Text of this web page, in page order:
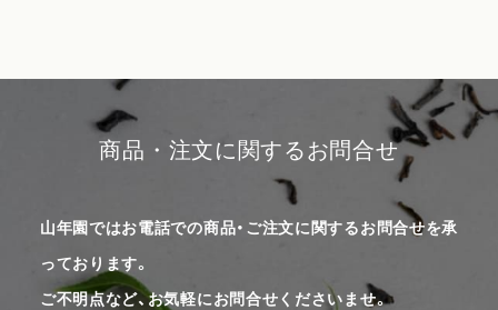
商品・注文に関するお問合せ
山年園ではお電話での商品・ご注文に関するお問合せを承
っております。
ご不明点など、お気軽にお問合せくださいませ。